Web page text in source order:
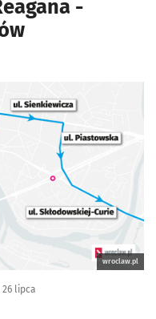
-
wroclaw.pl
26 lipca